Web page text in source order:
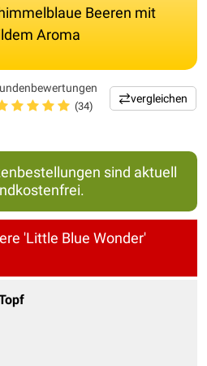
Beeren mit
Aroma
(34)
vergleichen
sind aktuell
'Little Blue Wonder'